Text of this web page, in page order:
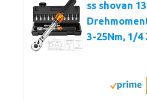
ss shovan
3-25Nm, 1/4